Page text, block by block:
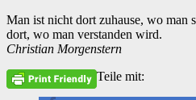
Man ist nicht dort zuhause, wo man
dort, wo man verstanden wird.
Christian Morgenstern
Teile mit: